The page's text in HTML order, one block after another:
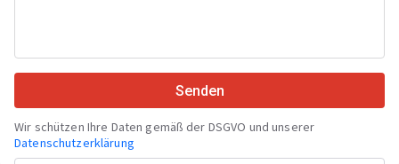
Senden
Wir schützen Ihre Daten gemäß der DSGVO und unserer
Datenschutzerklärung